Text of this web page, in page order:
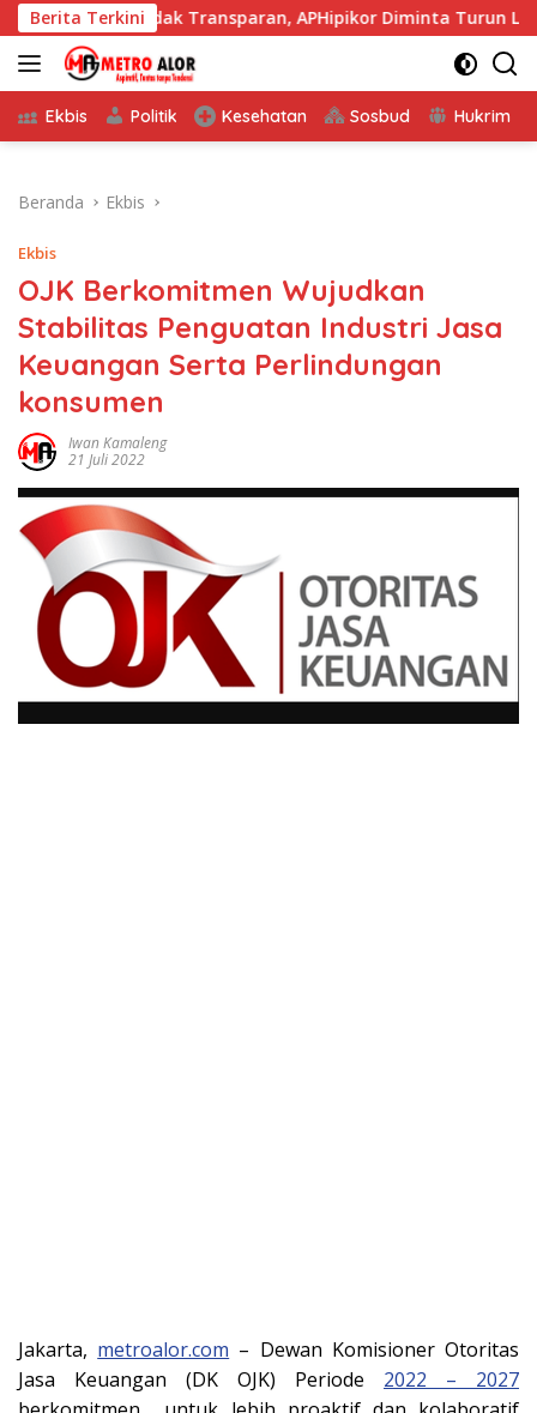
Langsung
ke
konten
Berita Terkini
Tidak Transparan, APHipikor Diminta Turun Lapangan.
Ekbis Politik Kesehatan Sosbud Hukrim
Beranda Ekbis
Ekbis
OJK Berkomitmen Wujudkan
Stabilitas Penguatan Industri Jasa
Keuangan Serta Perlindungan
konsumen
Iwan Kamaleng
21 Juli 2022
Jakarta, metroalor.com – Dewan Komisioner Otoritas
Jasa Keuangan (DK OJK) Periode 2022 – 2027